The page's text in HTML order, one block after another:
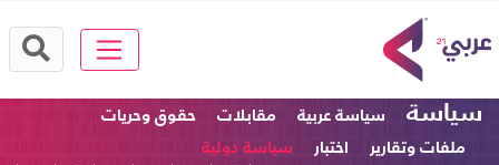
سياسة سياسة عربية مقابلات
حقوق وحريات
ملفات وتقارير
اختبار سياسة دولية